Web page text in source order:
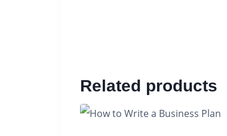
Related products